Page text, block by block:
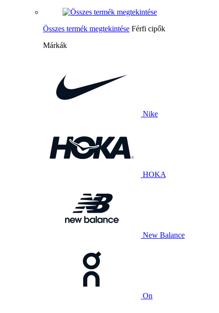
Összes termék megtekintése Férfi cipők
Márkák
Nike
HOKA
New Balance
On